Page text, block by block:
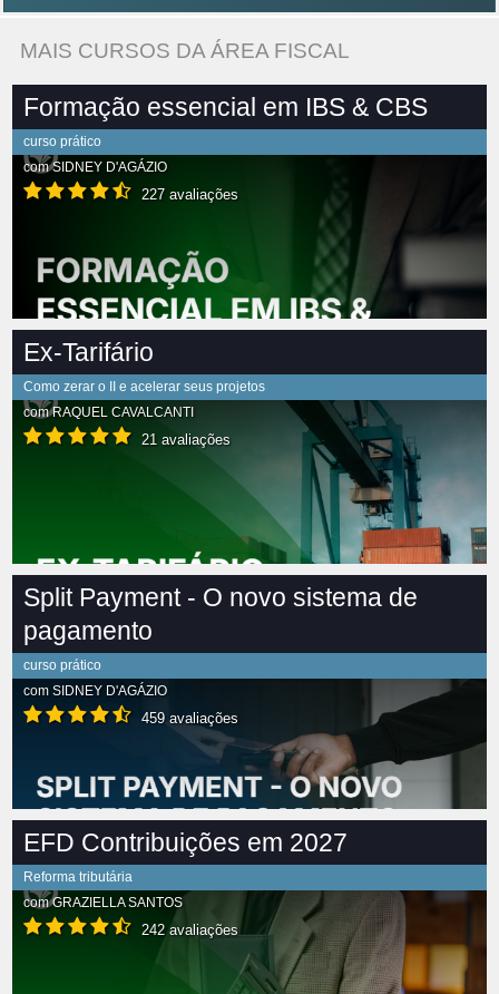
MAIS CURSOS DA ÁREA FISCAL
Formação essencial em IBS & CBS
curso prático
comSIDNEY D'AGÁZIO
227 avaliações
Ex-Tarifário
Como zerar o II e acelerar seus projetos
comRAQUEL CAVALCANTI
21 avaliações
Split Payment - O novo sistema de
pagamento
curso prático
com SIDNEY D'AGÁZIO
459 avaliações
EFD Contribuições em 2027
Reforma tributária
comGRAZIELLA SANTOS
242 avaliações